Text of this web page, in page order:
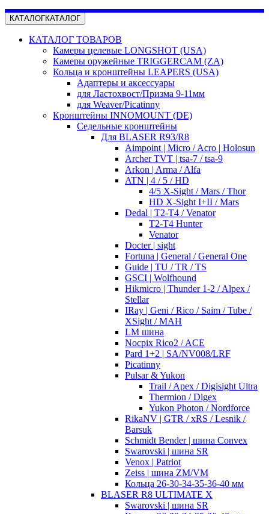
КАТАЛОГКАТАЛОГ
КАТАЛОГ ТОВАРОВ
Камеры целевые LONGSHOT (USA)
Камеры оружейные TRIGGERCAM (ZA)
Кольца и кронштейны LEAPERS (USA)
Адаптеры и аксессуары
для Ластохвост/Призма 9-11мм
для Weaver/Picatinny
Кронштейны INNOMOUNT (DE)
Седельные кронштейны
Для BLASER R93/R8
Aimpoint | Micro / Acro | Holosun
Archer TVT | tsa-7 / tsa-9
Arkon | Arma / Alfa
ATN | 4 / 5 / HD
4/5 X-Sight / Mars / Thor
HD X-Sight I+II / Mars
Dedal | T2-T4 / Venator
T2-T4 Hunter
Venator
Docter | sight
Fortuna | General / General One
Guide | TU / TR / TS
GSCI | Wolfhound
Hikmicro | Thunder 1-2 / Alpex /
Stellar
IRay | Geni / Rico / Saim / Tube /
XSight / MAH
LM шина
Nocpix Rico2 / ACE
Pard 1+2 | SA/NV008/LRF
Picatinny
Pulsar & Yukon
Trail / Apex / Digisight Ultra
Thermion / Digex
Yukon Photon / Nordforce
RikaNV | GTR / xRS / Lesnik /
Barsuk
Schmidt Bender | шина Convex
Swarovski | шина SR
Venox | Patriot
Zeiss | шина ZM/VM
Кольца 26-30-34-35-36-40 мм
BLASER R8 ULTIMATE X
Swarovski | шина SR